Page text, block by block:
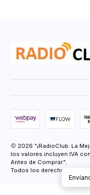
2026 "¡RadioClub: La
los valores incluyen IVA
Antes de Comprar.".
Todos los derechos